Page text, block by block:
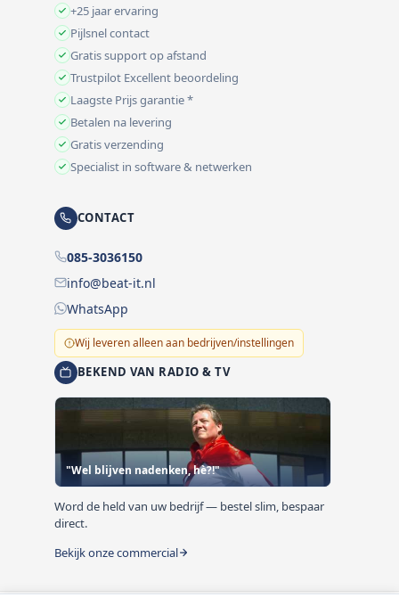
+25 jaar ervaring
Pijlsnel contact
Gratis support op afstand
Trustpilot Excellent beoordeling
Laagste Prijs garantie *
Betalen na levering
Gratis verzending
Specialist in software & netwerken
CONTACT
085-3036150
info@beat-it.nl
WhatsApp
Wij leveren alleen aan bedrijven/instellingen
BEKEND VAN RADIO & TV
"Wel blijven nadenken, hè?!"
Word de held van uw bedrijf — bestel slim, bespaar
direct.
Bekijk onze commercial